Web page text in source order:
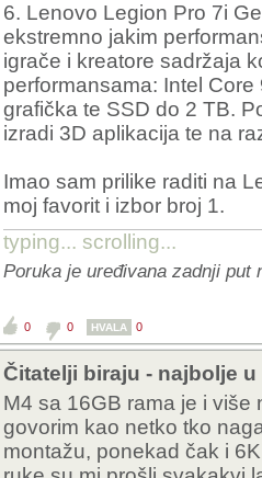
6. Lenovo Legion Pro 7i
ekstremno jakim
igrače i kreatore sadržaja
performansama: Intel
grafička te SSD do 2 TB.
izradi 3D aplikacija te na
Imao sam prilike raditi na
moj favorit i izbor broj 1.
typing... scrolling...
Poruka je uređivana zadnji put
0 0 HVALA 0
Čitatelji biraju - najbolje
M4 sa 16GB rama je i više
govorim kao netko tko
montažu, ponekad čak i